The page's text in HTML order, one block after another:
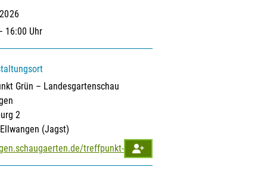
16:00 Uhr
Grün – Landesgartenschau
2
(Jagst)
treffpunkt-gruen